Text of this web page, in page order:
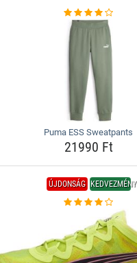
Puma ESS Sweatpants
21990 Ft
ÚJDONSÁG KEDVEZMÉNY